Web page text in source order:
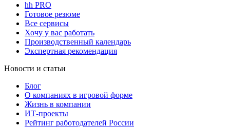
hh PRO
Готовое резюме
Все сервисы
Хочу у вас работать
Производственный календарь
Экспертная рекомендация
Новости и статьи
Блог
О компаниях в игровой форме
Жизнь в компании
ИТ-проекты
Рейтинг работодателей России